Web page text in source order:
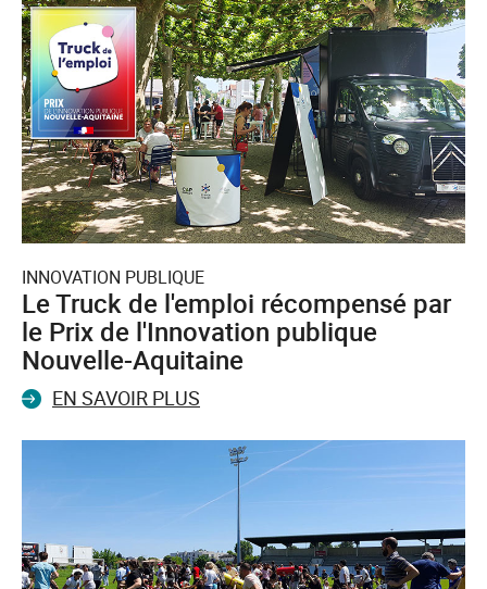
INNOVATION PUBLIQUE
Le Truck de l'emploi récompensé par
le Prix de l'Innovation publique
Nouvelle-Aquitaine
EN SAVOIR PLUS